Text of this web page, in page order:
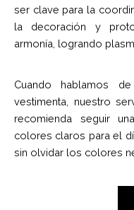
ser clave para la
la decoración y
armonía, logrando
Cuando hablamos
vestimenta, nuestro
recomienda seguir
colores claros para el
sin olvidar los colores